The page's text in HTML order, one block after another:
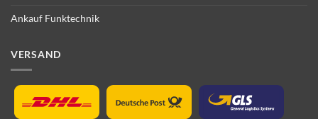
Ankauf Funktechnik
VERSAND